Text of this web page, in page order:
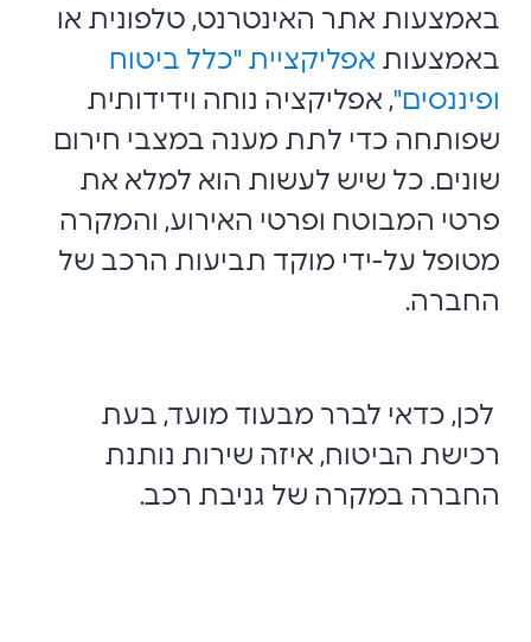
באמצעות אתר האינטרנט, טלפונית או
באמצעות אפליקציית "כלל ביטוח
ופיננסים", אפליקציה נוחה וידידותית
שפותחה כדי לתת מענה במצבי חירום
שונים. כל שיש לעשות הוא למלא את
פרטי המבוטח ופרטי האירוע, והמקרה
מטופל על-ידי מוקד תביעות הרכב של
החברה.
לכן, כדאי לברר מבעוד מועד, בעת
רכישת הביטוח, איזה שירות נותנת
החברה במקרה של גניבת רכב.